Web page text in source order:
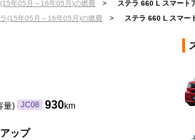
(15年05月～16年05月)の燃費 >
ステラ 660 L スマート
ラ(15年05月～16年05月)の燃費 > ステラ 660 L スマー
量) JC08 930km
ップ